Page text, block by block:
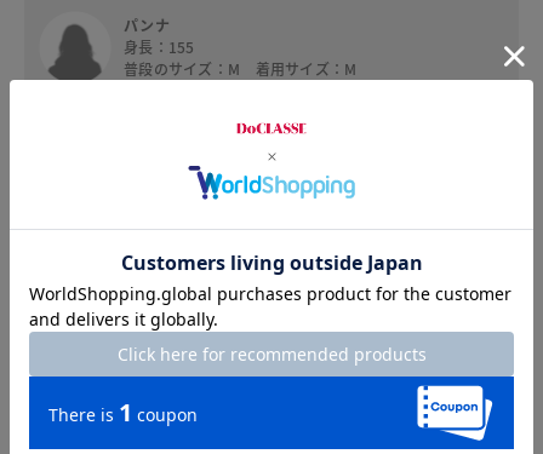
パンナ
身長：155
普段のサイズ：M 着用サイズ：M
素材感はとても柔らかくて肌触りが良いです。透
け感とフィット感がかなりあるので、キャミソー
ルなどを着用していただくのが良いと思います。
ニットなどのインナーとして着て頂くとチクチク
せず暖かいので快適です。
身長：165cm